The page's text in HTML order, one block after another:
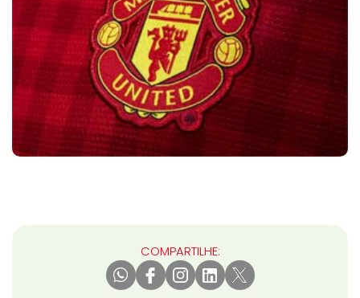
COMPARTILHE: